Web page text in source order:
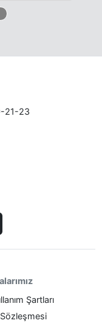
21-23
Şartları